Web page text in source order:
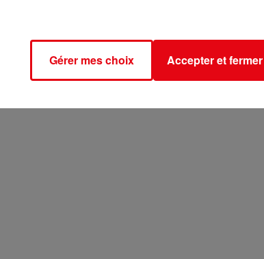
Gérer mes choix Accepter et fermer